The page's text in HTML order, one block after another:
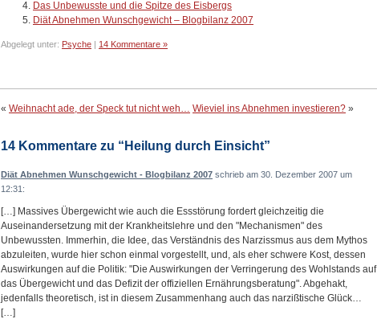
Das Unbewusste und die Spitze des Eisbergs
Diät Abnehmen Wunschgewicht – Blogbilanz 2007
Abgelegt unter: Psyche | 14 Kommentare »
« Weihnacht ade, der Speck tut nicht weh… Wieviel ins Abnehmen investieren? »
14 Kommentare zu “Heilung durch Einsicht”
Diät Abnehmen Wunschgewicht - Blogbilanz 2007 schrieb am 30. Dezember 2007 um
12:31:
[…] Massives Übergewicht wie auch die Essstörung fordert gleichzeitig die
Auseinandersetzung mit der Krankheitslehre und den "Mechanismen" des
Unbewussten. Immerhin, die Idee, das Verständnis des Narzissmus aus dem Mythos
abzuleiten, wurde hier schon einmal vorgestellt, und, als eher schwere Kost, dessen
Auswirkungen auf die Politik: "Die Auswirkungen der Verringerung des Wohlstands auf
das Übergewicht und das Defizit der offiziellen Ernährungsberatung". Abgehakt,
jedenfalls theoretisch, ist in diesem Zusammenhang auch das narzißtische Glück…
[…]